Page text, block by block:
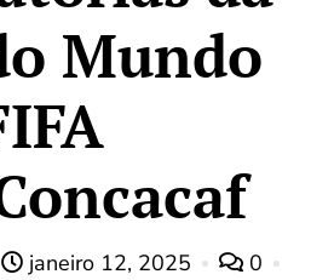
Mundo
janeiro 12, 2025
0